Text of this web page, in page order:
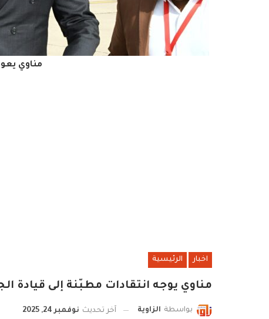
مناوي
اخبار الرئيسية
مناوي يوجه انتقادات مطبّنة إلى قيادة الجيش ويحدد
بواسطة الزاوية آخر تحديث نوفمبر 24, 2025